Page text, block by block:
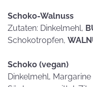
Schoko-Walnuss
Zutaten: Dinkelmehl,
Schokotropfen,
Schoko (vegan)
Dinkelmehl,